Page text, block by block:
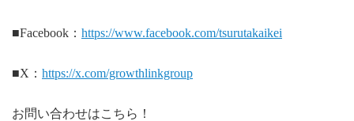
■Facebook： https://www.facebook.com/tsurutakaikei
■X： https://x.com/growthlinkgroup
お問い合わせはこちら！